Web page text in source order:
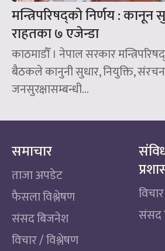
मन्त्रिपरिषद्को निर्णय : कानून
राहतका ७ एजेन्डा
काठमाडौँ । नेपाल सरकार
बैठकले कानुनी सुधार, नियुक्ति,
जनसुरक्षासम्बन्धी...
समाचार
ताजा अपडेट
फैसला विश्लेषण
संसद बिजनेश
विचार / विश्लेषण
संसद